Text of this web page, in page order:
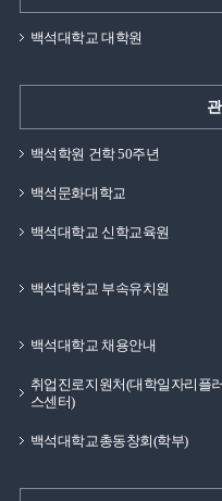
백석대학교 대학원
백석학원 건학 50주년
백석문화대학교
백석대학교 신학교육원
백석대학교 부속유치원
백석대학교 채용안내
취업진로지원처(대학일자리플러
스센터)
백석대학교총동창회(학부)